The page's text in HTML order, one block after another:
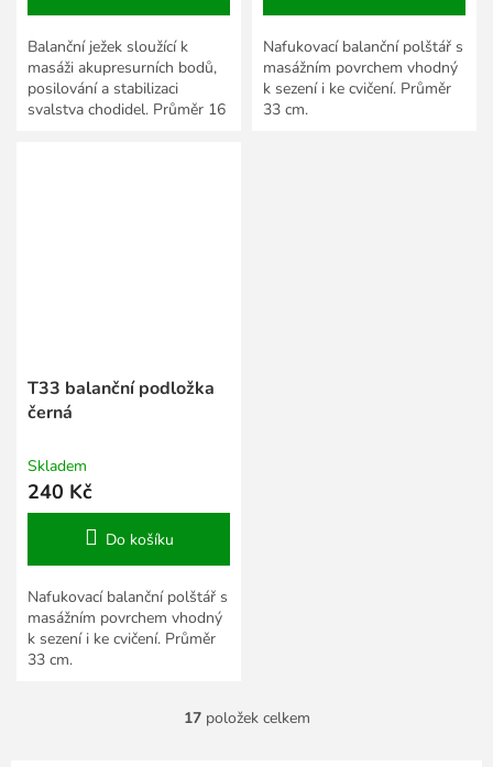
Balanční ježek sloužící k
masáži akupresurních bodů,
posilování a stabilizaci
svalstva chodidel. Průměr 16
Nafukovací balanční polštář s
masážním povrchem vhodný
k sezení i ke cvičení. Průměr
33 cm.
T33 balanční podložka
černá
Skladem
240 Kč
Do košíku
Nafukovací balanční polštář s
masážním povrchem vhodný
k sezení i ke cvičení. Průměr
33 cm.
O
17položek celkem